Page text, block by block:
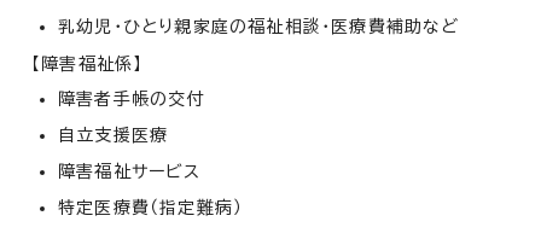
乳幼児・ひとり親家庭の福祉相談・医療費補助など
【障害福祉係】
障害者手帳の交付
自立支援医療
障害福祉サービス
特定医療費（指定難病）